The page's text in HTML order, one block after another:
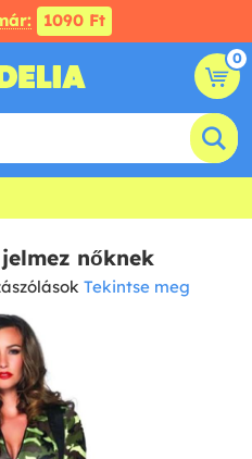
1090 Ft
0
nőknek
Tekintse meg